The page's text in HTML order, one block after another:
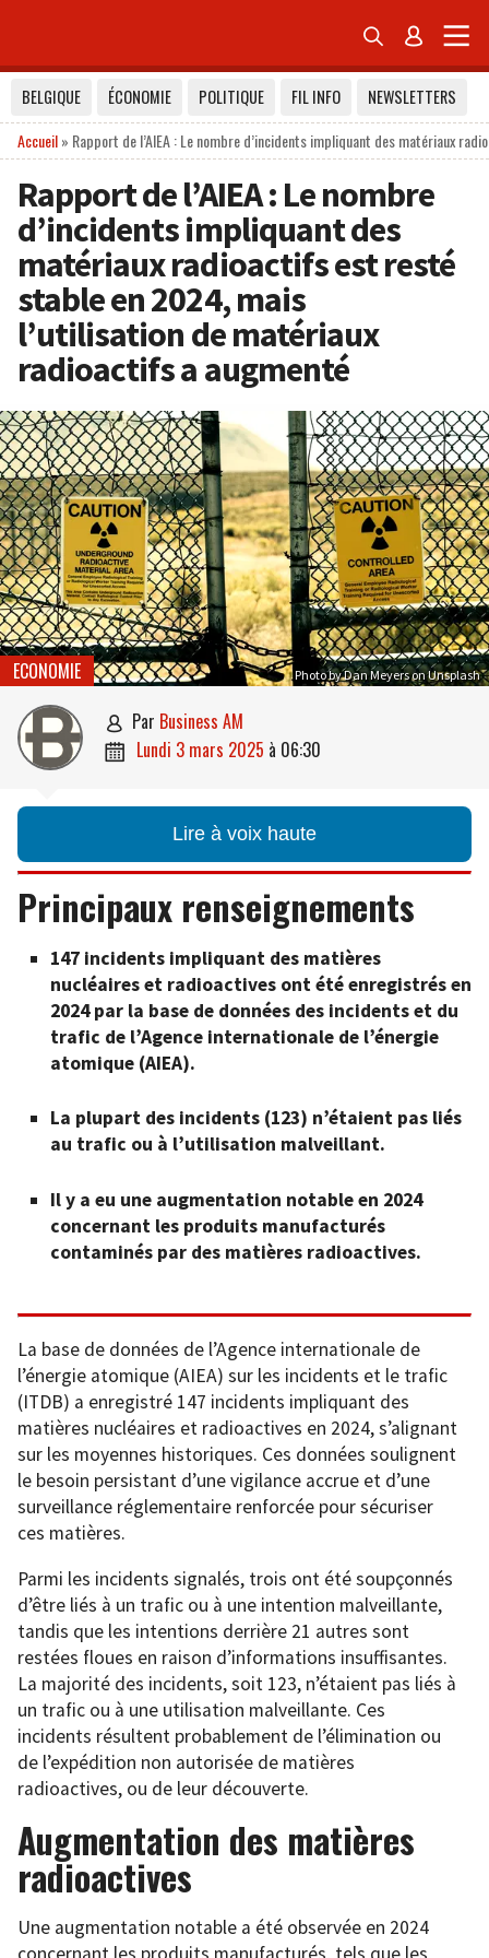
 
BELGIQUE ÉCONOMIE POLITIQUE FIL INFO
NEWSLETTERS
Accueil» Rapport de l’AIEA : Le nombre d’incidents impliquant des matériaux
Rapport de l’AIEA : Le nombre
d’incidents impliquant des
matériaux radioactifs est resté
stable en 2024, mais
l’utilisation de matériaux
radioactifs a augmenté
Photo by Dan Meyers on Unsplash
ECONOMIE
 par Business AM
 lundi 3 mars 2025 à 06:30
Lire à voix haute
Principaux renseignements
147 incidents impliquant des matières
nucléaires et radioactives ont été enregistrés en
2024 par la base de données des incidents et du
trafic de l’Agence internationale de l’énergie
atomique (AIEA).
La plupart des incidents (123) n’étaient pas liés
au trafic ou à l’utilisation malveillant.
Il y a eu une augmentation notable en 2024
concernant les produits manufacturés
contaminés par des matières radioactives.
La base de données de l’Agence internationale de
l’énergie atomique (AIEA) sur les incidents et le trafic
(ITDB) a enregistré 147 incidents impliquant des
matières nucléaires et radioactives en 2024, s’alignant
sur les moyennes historiques. Ces données soulignent
le besoin persistant d’une vigilance accrue et d’une
surveillance réglementaire renforcée pour sécuriser
ces matières.
Parmi les incidents signalés, trois ont été soupçonnés
d’être liés à un trafic ou à une intention malveillante,
tandis que les intentions derrière 21 autres sont
restées floues en raison d’informations insuffisantes.
La majorité des incidents, soit 123, n’étaient pas liés à
un trafic ou à une utilisation malveillante. Ces
incidents résultent probablement de l’élimination ou
de l’expédition non autorisée de matières
radioactives, ou de leur découverte.
Augmentation des matières
radioactives
Une augmentation notable a été observée en 2024